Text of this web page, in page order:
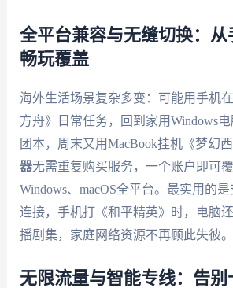
全平台兼容与无缝切换：从
畅玩覆盖
海外生活场景复杂多变：可能用手机
方舟》日常任务，回到家用Windows电
团本，周末又用MacBook挂机《梦幻西
器无需重复购买服务，一个账户即可覆
Windows、macOS全平台。最实用的
连接，手机打《和平精英》时，电脑
播剧集，家庭网络资源不再顾此失彼。
无限流量与智能专线：告别